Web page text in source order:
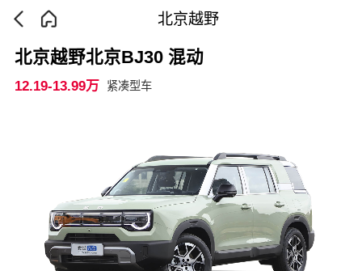
北京越野
北京越野北京BJ30 混动
12.19-13.99万 紧凑型车